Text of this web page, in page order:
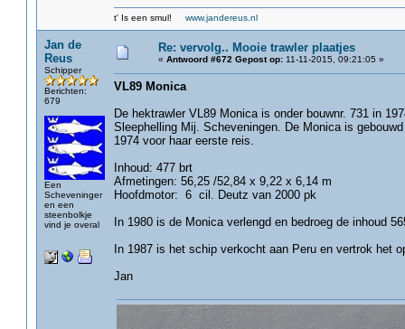
t' Is een smul! www.jandereus.nl
Jan de
Reus
Schipper
Berichten:
679
Een
Scheveninger
en een
steenbolkje
vind je overal
Re: vervolg.. Mooie trawler plaatjes
« Antwoord #672 Gepost op:11-11-2015, 09:21:05 »
VL89 Monica
De hektrawler VL89 Monica is onder bouwnr. 731 in
Sleephelling Mij. Scheveningen. De Monica is
1974 voor haar eerste reis.
Inhoud: 477 brt
Afmetingen: 56,25 /52,84 x 9,22 x 6,14 m
Hoofdmotor: 6 cil. Deutz van 2000 pk
In 1980 is de Monica verlengd en bedroeg de inhoud
In 1987 is het schip verkocht aan Peru en vertrok het
Jan